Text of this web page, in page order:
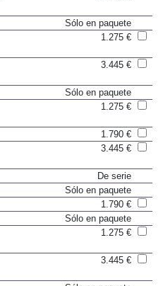
Sólo en paquete
Sólo en paquete
1.790 €
De serie
Sólo en paquete
1.790 €
Sólo en paquete